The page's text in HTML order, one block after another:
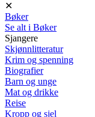
✕
Bøker
Se alt i Bøker
Sjangere
Skjønnlitteratur
Krim og spenning
Biografier
Barn og unge
Mat og drikke
Reise
Kropp og sjel